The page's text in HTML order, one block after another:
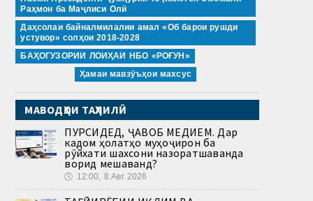
Раҳмон ба Маҷлиси Олӣ
Даҳсолаи байналмилалии амал «Об барои рушди
устувор» солҳои 2018-2028
БАҲОГУЗОРИИ ЛОИҲАИ НБО «РОҒУН»
Ҳамаи мавзӯъҳои махсус
МАВОДҲОИ ТАҲЛИЛӢ
ПУРСИДЕД, ҶАВОБ МЕДИҲЕМ. Дар
кадом ҳолатҳо муҳоҷирон ба
рӯйхати шахсони назоратшаванда
ворид мешаванд?
🕔 12:00, 8.Авг 2026